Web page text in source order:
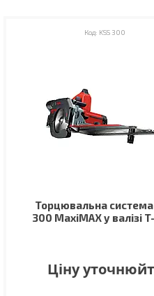
KSS 300
Торцювальна система
300 MaxiMAX у валізі
Ціну